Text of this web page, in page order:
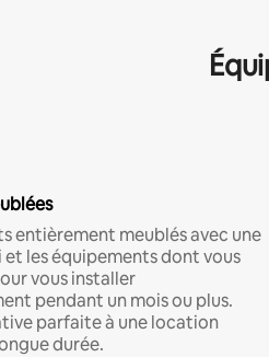
entièrement meublés avec une
et les équipements dont vous
vous installer
pendant un mois ou plus.
parfaite à une location
durée.